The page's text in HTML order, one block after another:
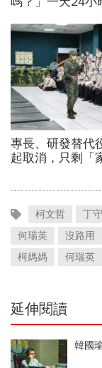
柯文哲 丁
何瑞英
沒路用
柯媽媽
何瑞英
延伸閱讀
韓國